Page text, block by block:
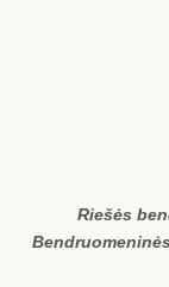
Riešės